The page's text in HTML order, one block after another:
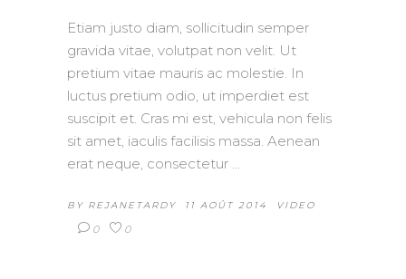
Etiam justo diam, sollicitudin semper
gravida vitae, volutpat non velit. Ut
pretium vitae mauris ac molestie. In
luctus pretium odio, ut imperdiet est
suscipit et. Cras mi est, vehicula non felis
sit amet, iaculis facilisis massa. Aenean
erat neque, consectetur
BY REJANETARDY 11 AOÛT 2014 VIDEO
0 0